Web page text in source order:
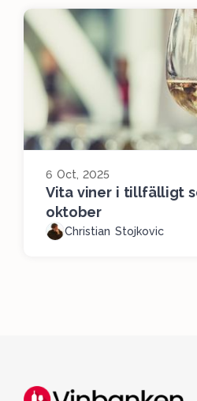
6 Oct, 2025
Vita viner i tillfälligt
oktober
Christian Stojkovic